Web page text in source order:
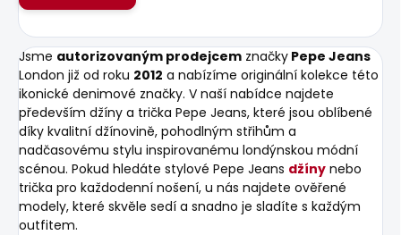
Jsme autorizovaným prodejcem značky Pepe Jeans
London již od roku 2012 a nabízíme originální kolekce této
ikonické denimové značky. V naší nabídce najdete
především džíny a trička Pepe Jeans, které jsou oblíbené
díky kvalitní džínovině, pohodlným střihům a
nadčasovému stylu inspirovanému londýnskou módní
scénou. Pokud hledáte stylové Pepe Jeans džíny nebo
trička pro každodenní nošení, u nás najdete ověřené
modely, které skvěle sedí a snadno je sladíte s každým
outfitem.